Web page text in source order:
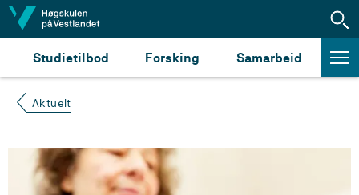
Hopp til innhald
Studietilbod Forsking Samarbeid
Aktuelt